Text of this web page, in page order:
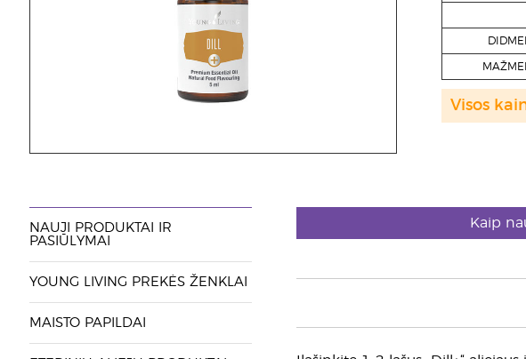
Visos
NAUJI PRODUKTAI IR
PASIŪLYMAI
YOUNG LIVING PREKĖS ŽENKLAI
MAISTO PAPILDAI
Kaip